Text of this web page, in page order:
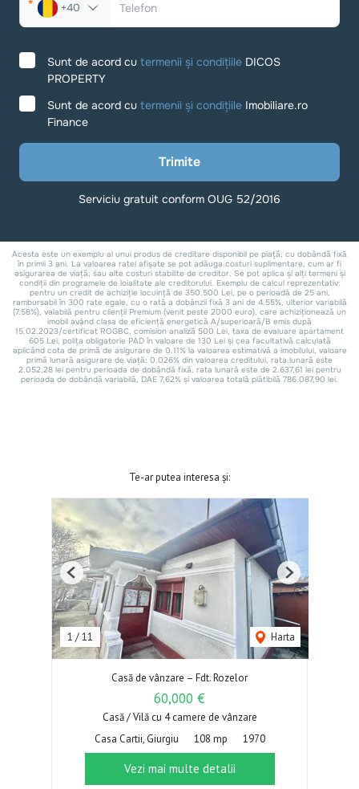
Te-ar putea interesa și:
1 /11 Harta
Previous Next
Casă de vânzare – Fdt. Rozelor
60,000 €
Casă / Vilă cu 4 camere de vânzare
Casa Cartii, Giurgiu
108 mp 1970
Vezi mai multe detalii